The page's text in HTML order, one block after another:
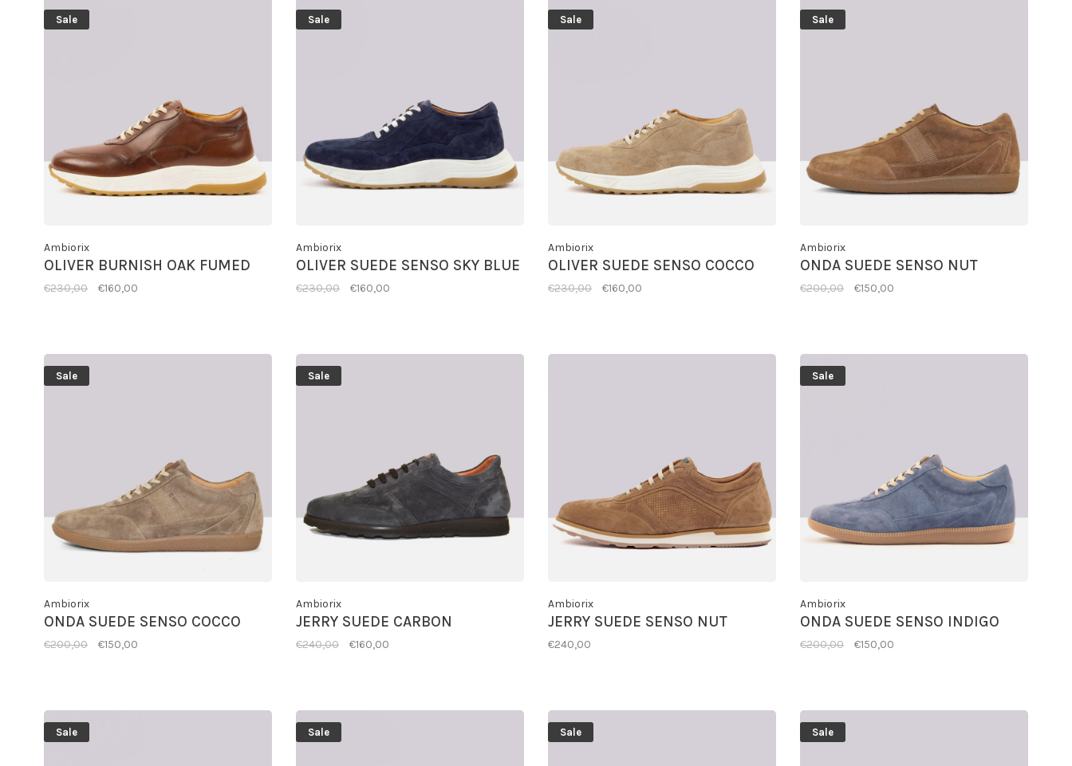
Sale
Ambiorix
OLIVER BURNISH OAK FUMED
€230,00 €160,00
Sale
Ambiorix
OLIVER SUEDE SENSO SKY BLUE
€230,00 €160,00
Sale
Ambiorix
OLIVER SUEDE SENSO COCCO
€230,00 €160,00
Sale
Ambiorix
ONDA SUEDE SENSO NUT
€200,00 €150,00
Sale
Ambiorix
ONDA SUEDE SENSO COCCO
€200,00 €150,00
Sale
Ambiorix
JERRY SUEDE CARBON
€240,00 €160,00
Ambiorix
JERRY SUEDE SENSO NUT
€240,00
Sale
Ambiorix
ONDA SUEDE SENSO INDIGO
€200,00 €150,00
Sale Sale Sale Sale